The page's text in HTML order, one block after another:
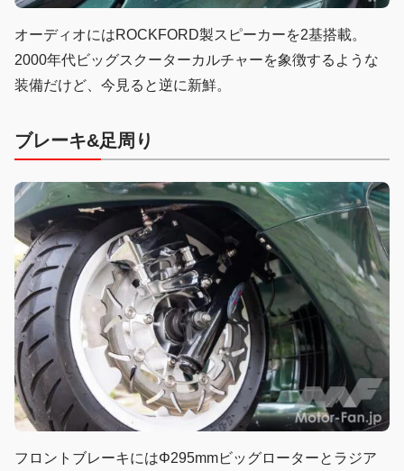
オーディオにはROCKFORD製スピーカーを2基搭載。
2000年代ビッグスクーターカルチャーを象徴するような
装備だけど、今見ると逆に新鮮。
ブレーキ&足周り
フロントブレーキにはΦ295mmビッグローターとラジア